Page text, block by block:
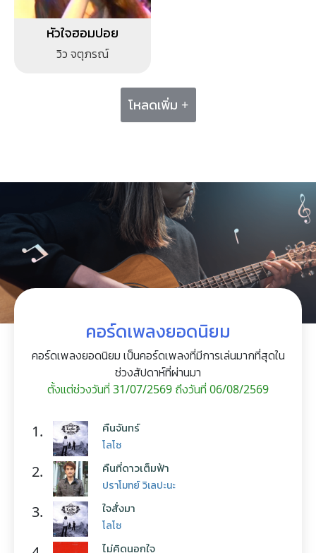
หัวใจฮอมปอย
วิว จตุภรณ์
โหลดเพิ่ม +
คอร์ดเพลงยอดนิยม
คอร์ดเพลงยอดนิยม เป็นคอร์ดเพลงที่มีการเล่นมากที่สุดใน
ช่วงสัปดาห์ที่ผ่านมา
ตั้งแต่ช่วงวันที่ 31/07/2569 ถึงวันที่ 06/08/2569
1. คืนจันทร์
โลโซ
2. คืนที่ดาวเต็มฟ้า
ปราโมทย์ วิเลปะนะ
3. ใจสั่งมา
โลโซ
ไม่คิดนอกใจ